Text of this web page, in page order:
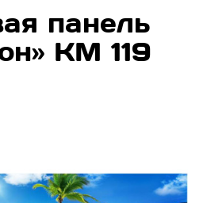
панель
КМ 119